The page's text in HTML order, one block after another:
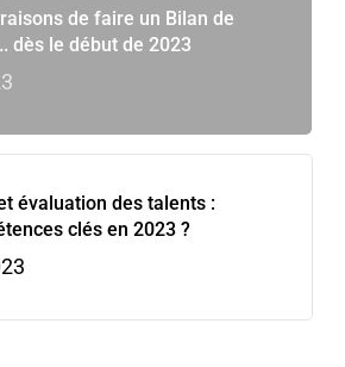
de faire un Bilan de
dès le début de 2023
évaluation des talents :
clés en 2023 ?